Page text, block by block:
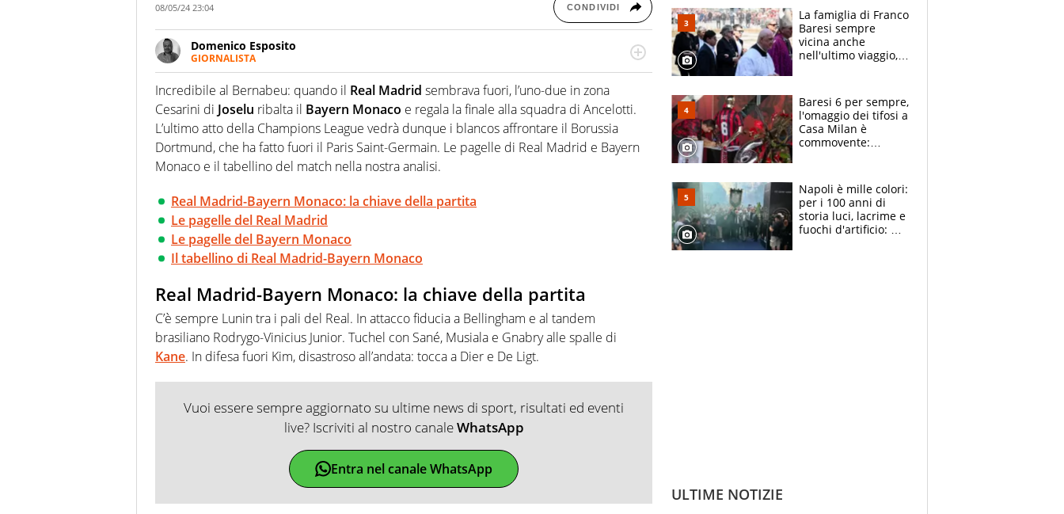
08/05/24 23:04 CONDIVIDI
Domenico Esposito
GIORNALISTA
Da vent’anni in campo e sul campo per vivere ogni evento in tutte le sue sfaccettature.
Passione smisurata per il calcio e per la sfera di cuoio. Il pallone è una cosa serissima,
guai a dirgli di no
Incredibile al Bernabeu: quando il Real Madrid sembrava fuori, l’uno-due in zona
Cesarini di Joselu ribalta il Bayern Monaco e regala la finale alla squadra di Ancelotti.
L’ultimo atto della Champions League vedrà dunque i blancos affrontare il Borussia
Dortmund, che ha fatto fuori il Paris Saint-Germain. Le pagelle di Real Madrid e Bayern
Monaco e il tabellino del match nella nostra analisi.
Real Madrid-Bayern Monaco: la chiave della partita
Le pagelle del Real Madrid
Le pagelle del Bayern Monaco
Il tabellino di Real Madrid-Bayern Monaco
Real Madrid-Bayern Monaco: la chiave della partita
C’è sempre Lunin tra i pali del Real. In attacco fiducia a Bellingham e al tandem
brasiliano Rodrygo-Vinicius Junior. Tuchel con Sané, Musiala e Gnabry alle spalle di
Kane. In difesa fuori Kim, disastroso all’andata: tocca a Dier e De Ligt.
Vuoi essere sempre aggiornato su ultime news di sport, risultati ed eventi
live? Iscriviti al nostro canaleWhatsApp
Entra nel canale WhatsApp
La famiglia di Franco
Baresi sempre
vicina anche
nell'ultimo viaggio,
circondati
dall'affetto dei tifosi
Baresi 6 per sempre,
l'omaggio dei tifosi a
Casa Milan è
commovente:
bigliettini
Napoli è mille colori:
per i 100 anni di
storia luci, lacrime e
fuochi d'artificio: De
ULTIME NOTIZIE